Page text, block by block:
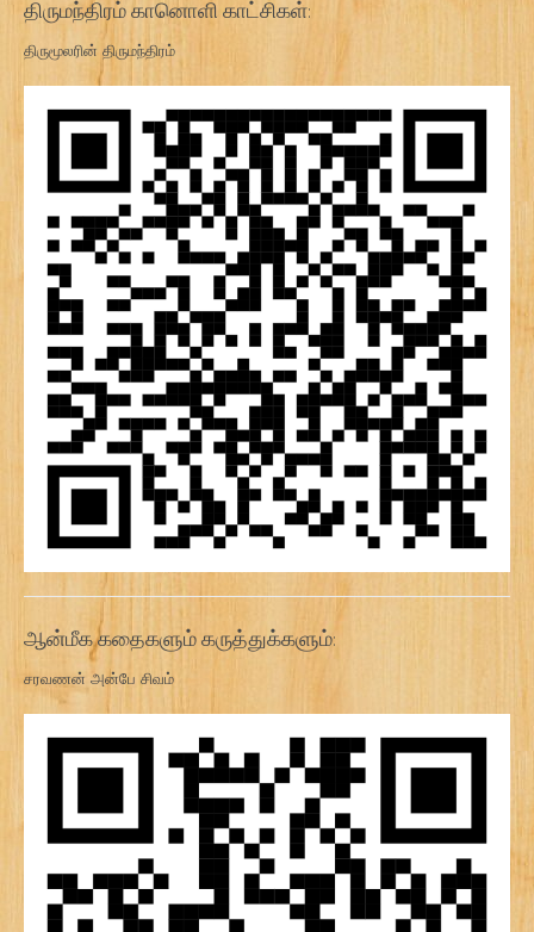
திருமந்திரம் கானொளி காட்சிகள்:
திருமூலரின் திருமந்திரம்
ஆன்மீக கதைகளும் கருத்துக்களும்:
சரவணன் அன்பே சிவம்